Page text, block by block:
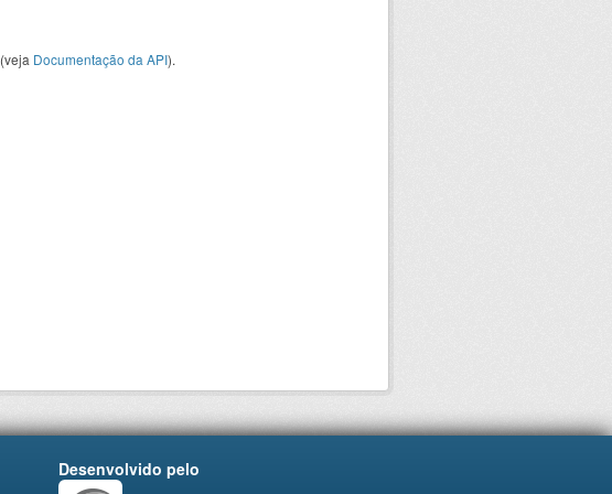
(veja Documentação da API).
Desenvolvido pelo